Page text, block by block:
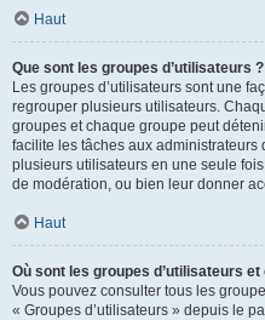
Haut
Que sont les groupes d’utilisateurs ?
Les groupes d’utilisateurs sont une
regrouper plusieurs utilisateurs.
groupes et chaque groupe peut
facilite les tâches aux
plusieurs utilisateurs en une seule
de modération, ou bien leur donner
Haut
Où sont les groupes d’utilisateurs
Vous pouvez consulter tous les
« Groupes d’utilisateurs » depuis le